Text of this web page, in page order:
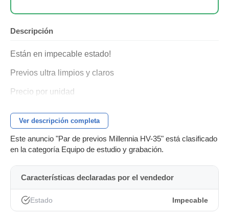
Descripción
Están en impecable estado!
Previos ultra limpios y claros
Precio por unidad
Ver descripción completa
Este anuncio "Par de previos Millennia HV-35" está clasificado
en la categoría Equipo de estudio y grabación.
Características declaradas por el vendedor
Estado Impecable